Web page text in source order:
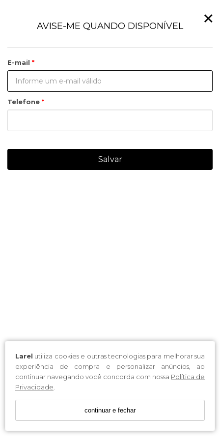
Larel utiliza cookies e outras tecnologias para melhorar sua
experiência de compra e personalizar anúncios, ao
continuar navegando você concorda com nossa Política de
Privacidade
continuar e fechar
×
AVISE-ME QUANDO DISPONÍVEL
E-mail
Telefone
Salvar